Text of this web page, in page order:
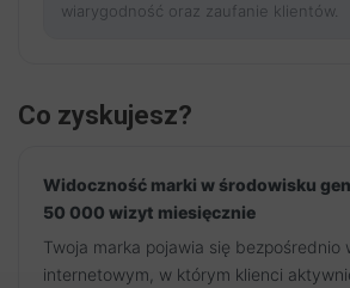
wiarygodność oraz zaufanie klientów.
Co zyskujesz?
Widoczność marki w środowisku
50 000 wizyt miesięcznie
Twoja marka pojawia się bezpośrednio
internetowym, w którym klienci